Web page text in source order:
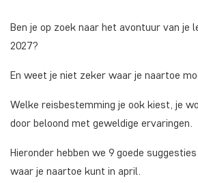
Ben je op zoek naar het avontuur van je
2027?
En weet je niet zeker waar je naartoe
Welke reisbestemming je ook kiest, je
door beloond met geweldige ervaringen.
Hieronder hebben we 9 goede
waar je naartoe kunt in april.